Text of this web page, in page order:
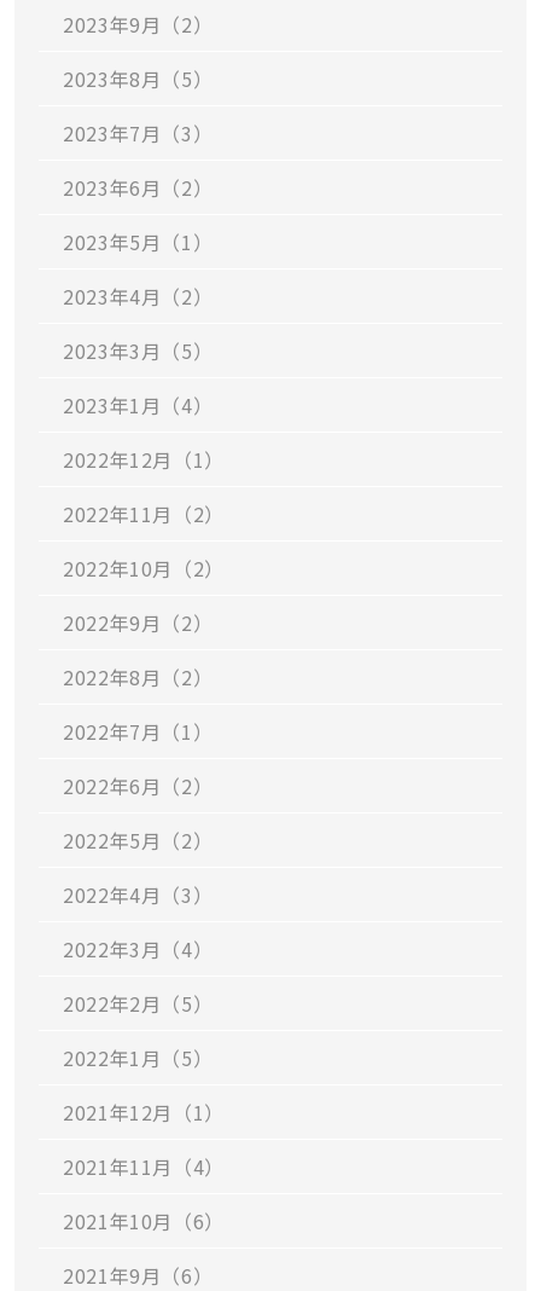
2023年9月（2）
2023年8月（5）
2023年7月（3）
2023年6月（2）
2023年5月（1）
2023年4月（2）
2023年3月（5）
2023年1月（4）
2022年12月（1）
2022年11月（2）
2022年10月（2）
2022年9月（2）
2022年8月（2）
2022年7月（1）
2022年6月（2）
2022年5月（2）
2022年4月（3）
2022年3月（4）
2022年2月（5）
2022年1月（5）
2021年12月（1）
2021年11月（4）
2021年10月（6）
2021年9月（6）